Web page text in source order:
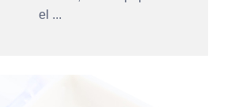
el ...